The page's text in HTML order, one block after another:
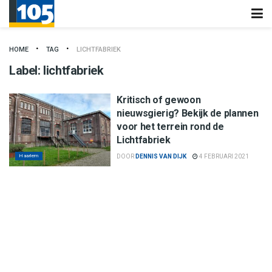
HOME TAG LICHTFABRIEK
Label: lichtfabriek
Haarlem
Kritisch of gewoon
nieuwsgierig? Bekijk de plannen
voor het terrein rond de
Lichtfabriek
DOOR DENNIS VAN DIJK 4 FEBRUARI 2021